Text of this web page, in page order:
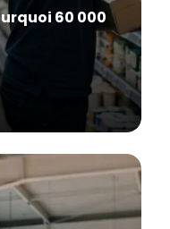
60 000